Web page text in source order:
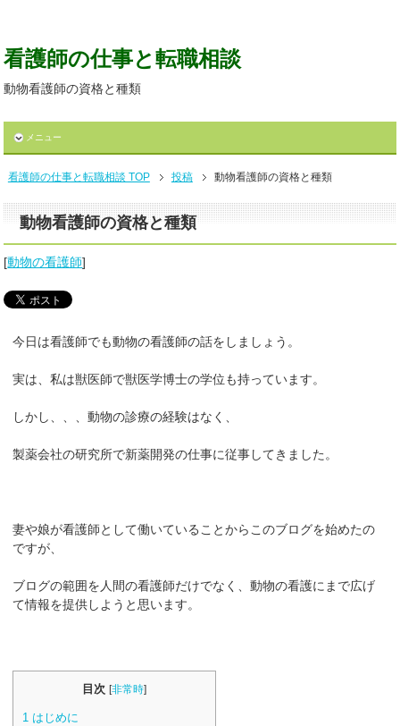
看護師の仕事と転職相談
動物看護師の資格と種類
メニュー
看護師の仕事と転職相談 TOP 投稿 動物看護師の資格と種類
動物看護師の資格と種類
[動物の看護師]
今日は看護師でも動物の看護師の話をしましょう。
実は、私は獣医師で獣医学博士の学位も持っています。
しかし、、、動物の診療の経験はなく、
製薬会社の研究所で新薬開発の仕事に従事してきました。
妻や娘が看護師として働いていることからこのブログを始めたの
ですが、
ブログの範囲を人間の看護師だけでなく、動物の看護にまで広げ
て情報を提供しようと思います。
目次 [非常時]
1 はじめに